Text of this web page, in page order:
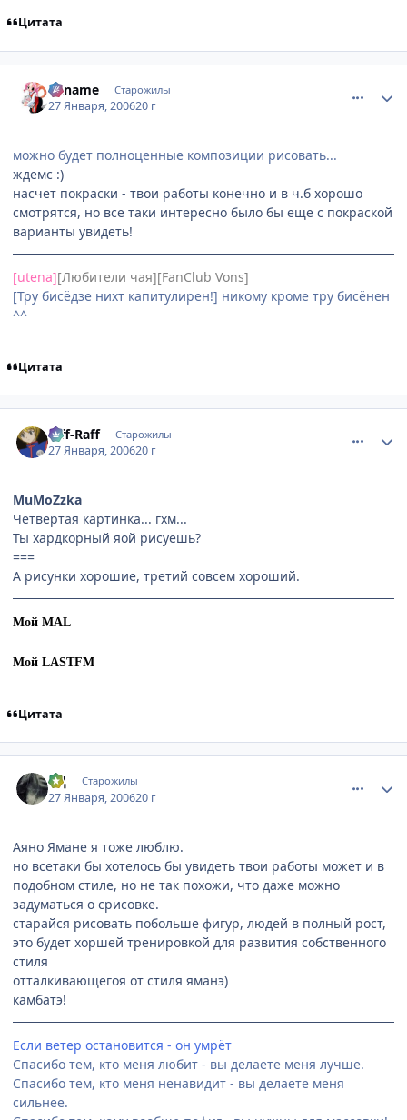
Цитата
Kaname Старожилы
27 Января, 200620 г
можно будет полноценные композиции рисовать...
ждемс :)
насчет покраски - твои работы конечно и в ч.б хорошо
смотрятся, но все таки интересно было бы еще с покраской
варианты увидеть!
[utena][Любители чая][FanClub Vons]
[Тру бисёдзе нихт капитулирен!] никому кроме тру бисёнен
^^
Цитата
Riff-Raff Старожилы
27 Января, 200620 г
MuMoZzka
Четвертая картинка... гхм...
Ты хардкорный яой рисуешь?
===
А рисунки хорошие, третий совсем хороший.
Мой MAL
Мой LASTFM
Цитата
ЯД Старожилы
27 Января, 200620 г
Аяно Ямане я тоже люблю.
но всетаки бы хотелось бы увидеть твои работы может и в
подобном стиле, но не так похожи, что даже можно
задуматься о срисовке.
старайся рисовать побольше фигур, людей в полный рост,
это будет хоршей тренировкой для развития собственного
стиля
отталкивающегоя от стиля яманэ)
камбатэ!
Если ветер остановится - он умрёт
Спасибо тем, кто меня любит - вы делаете меня лучше.
Спасибо тем, кто меня ненавидит - вы делаете меня
сильнее.